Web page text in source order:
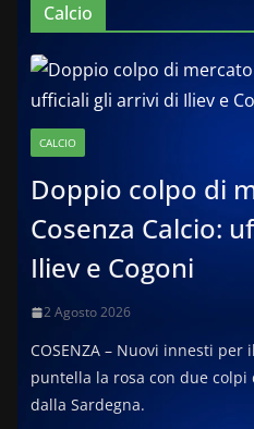
Calcio
CALCIO
Doppio colpo di
Cosenza Calcio:
Iliev e Cogoni
2 Agosto 2026
COSENZA – Nuovi innesti per
puntella la rosa con due
dalla Sardegna.